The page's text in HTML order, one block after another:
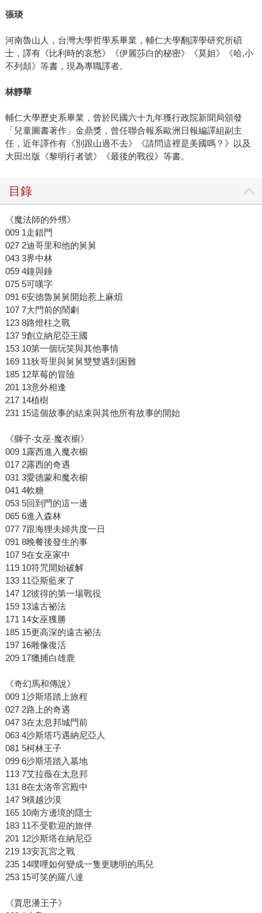
張琰
河南魯山人，台灣大學哲學系畢業，輔仁大學翻譯學研究所碩
士，譯有《比利時的哀愁》《伊麗莎白的秘密》《莫妲》《哈,小
不列顛》等書，現為專職譯者。
林靜華
輔仁大學歷史系畢業，曾於民國六十九年獲行政院新聞局頒發
「兒童圖書著作」金鼎獎，曾任聯合報系歐洲日報編譯組副主
任，近年譯作有《別跟山過不去》《請問這裡是美國嗎？》以及
大田出版《黎明行者號》《最後的戰役》等書。
目錄
《魔法師的外甥》
009 1走錯門
027 2迪哥里和他的舅舅
043 3界中林
059 4鐘與錘
075 5可嘆字
091 6安德魯舅舅開始惹上麻煩
107 7大門前的鬧劇
123 8路燈柱之戰
137 9創立納尼亞王國
153 10第一個玩笑與其他事情
169 11狄哥里與舅舅雙雙遇到困難
185 12草莓的冒險
201 13意外相逢
217 14植樹
231 15這個故事的結束與其他所有故事的開始
《獅子‧女巫‧魔衣櫥》
009 1露西進入魔衣櫥
017 2露西的奇遇
031 3愛德蒙和魔衣櫥
041 4軟糖
053 5回到門的這一邊
065 6進入森林
077 7跟海狸夫婦共度一日
091 8晚餐後發生的事
107 9在女巫家中
119 10符咒開始破解
133 11亞斯藍來了
147 12彼得的第一場戰役
159 13遠古祕法
171 14女巫獲勝
185 15更高深的遠古祕法
197 16雕像復活
209 17獵捕白雄鹿
《奇幻馬和傳說》
009 1沙斯塔踏上旅程
027 2路上的奇遇
047 3在太息邦城門前
063 4沙斯塔巧遇納尼亞人
081 5柯林王子
099 6沙斯塔踏入墓地
113 7艾拉薇在太息邦
131 8在太洛帝宮殿中
147 9橫越沙漠
165 10南方邊境的隱士
183 11不受歡迎的旅伴
201 12沙斯塔在納尼亞
219 13安瓦宮之戰
235 14噗哩如何變成一隻更聰明的馬兒
253 15可笑的羅八達
《賈思潘王子》